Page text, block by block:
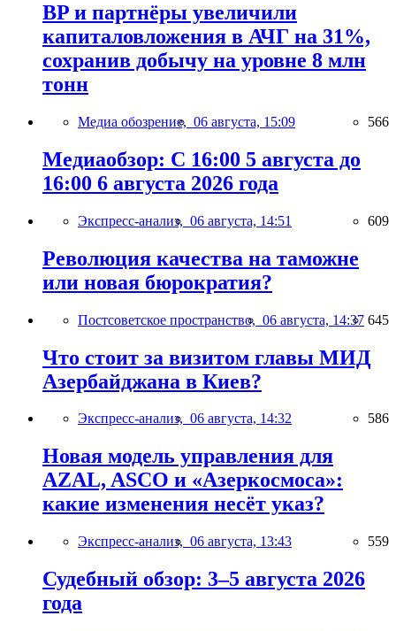
BP и партнёры увеличили
капиталовложения в АЧГ на 31%,
сохранив добычу на уровне 8 млн
тонн
Медиа обозрение, 06 августа, 15:09 566
Медиаобзор: С 16:00 5 августа до
16:00 6 августа 2026 года
Экспресс-анализ, 06 августа, 14:51 609
Революция качества на таможне
или новая бюрократия?
Постсоветское пространство, 06 августа, 14:37 645
Что стоит за визитом главы МИД
Азербайджана в Киев?
Экспресс-анализ, 06 августа, 14:32 586
Новая модель управления для
AZAL, ASCO и «Азеркосмоса»:
какие изменения несёт указ?
Экспресс-анализ, 06 августа, 13:43 559
Судебный обзор: 3–5 августа 2026
года